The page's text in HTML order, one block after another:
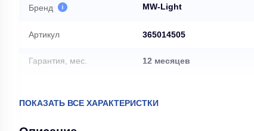
Бренд MW-Light
Артикул 365014505
Гарантия, мес. 12 месяцев
ПОКАЗАТЬ ВСЕ ХАРАКТЕРИСТКИ